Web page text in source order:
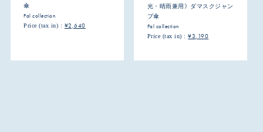
傘
Pal collection
Price (tax in) : ¥2,640
光・晴雨兼用》ダマスクジャン
プ傘
Pal collection
Price (tax in) :¥3,190